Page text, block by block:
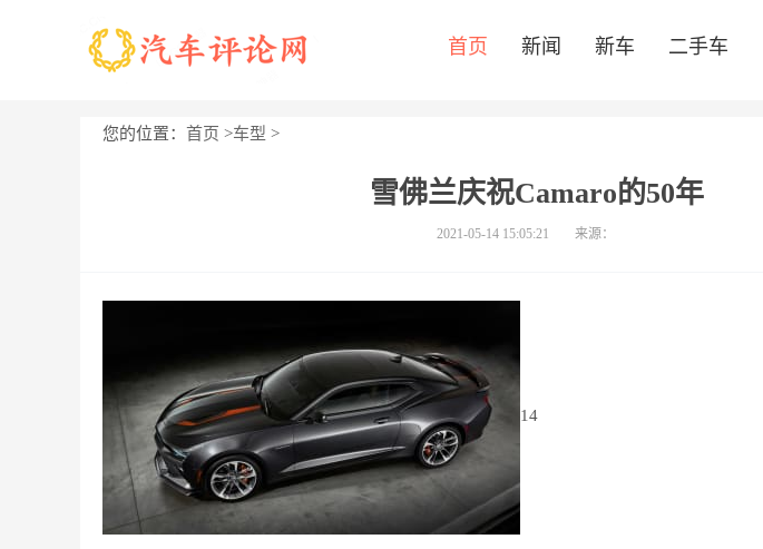
首页 新闻 新车 二手车
您的位置： 首页 >车型 >
雪佛兰庆祝Camaro的50年
2021-05-14 15:05:21 来源：
14